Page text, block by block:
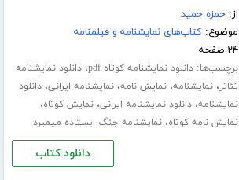
از:حمزه حمید
موضوع:کتاب‌های نمایشنامه و فیلمنامه
۲۴ صفحه
برچسب‌ها:دانلود نمایشنامه کوتاه pdf ،دانلود نمایشنامه
تئاتر،نمایشنامه،نمایش نامه،نمایشنامه ایرانی،دانلود
نمایشنامه،دانلود نمایشنامه ایرانی،نمایش کوتاه،
نمایش نامه کوتاه،نمایشنامه جنگ ایستاده میمیرد
دانلود کتاب